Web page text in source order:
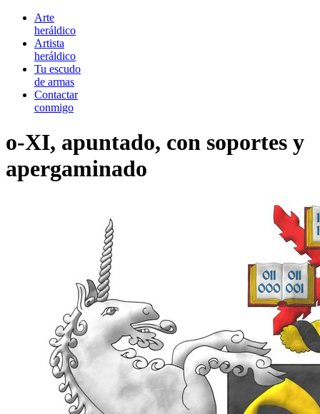
Arte
heráldico
Artista
heráldico
Tu escudo
de armas
Contactar
conmigo
o-XI, apuntado, con soportes y
apergaminado